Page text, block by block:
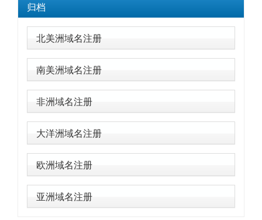
归档
北美洲域名注册
南美洲域名注册
非洲域名注册
大洋洲域名注册
欧洲域名注册
亚洲域名注册